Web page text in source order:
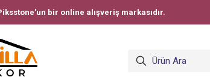
bir online alışveriş markasıdır.